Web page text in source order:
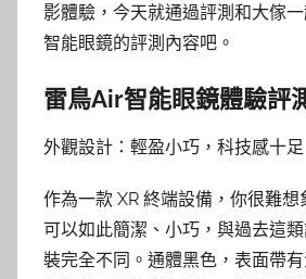
影體驗，今天就通過評測和大傢
智能眼鏡的評測內容吧。
雷鳥Air智能眼鏡體驗評
外觀設計：輕盈小巧，科技感十足
作為一款 XR 終端設備，你很難
可以如此簡潔、小巧，與過去這
裝完全不同。通體黑色，表面帶